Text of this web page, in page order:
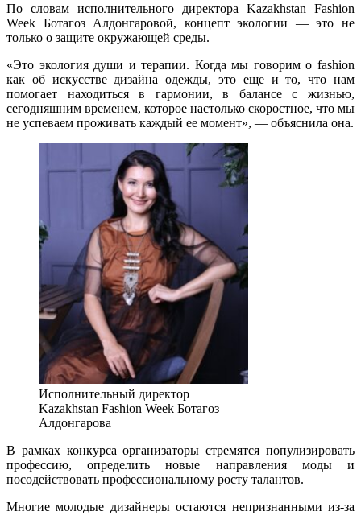
По словам исполнительного директора Kazakhstan Fashion
Week Ботагоз Алдонгаровой, концепт экологии — это не
только о защите окружающей среды.
«Это экология души и терапии. Когда мы говорим о fashion
как об искусстве дизайна одежды, это еще и то, что нам
помогает находиться в гармонии, в балансе с жизнью,
сегодняшним временем, которое настолько скоростное, что мы
не успеваем проживать каждый ее момент», — объяснила она.
Исполнительный директор
Kazakhstan Fashion Week Ботагоз
Алдонгарова
В рамках конкурса организаторы стремятся популизировать
профессию, определить новые направления моды и
посодействовать профессиональному росту талантов.
Многие молодые дизайнеры остаются непризнанными из-за